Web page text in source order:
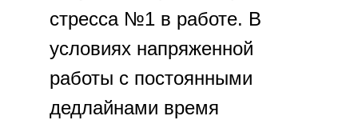
стресса №1 в работе. В
условиях напряженной
работы с постоянными
дедлайнами время